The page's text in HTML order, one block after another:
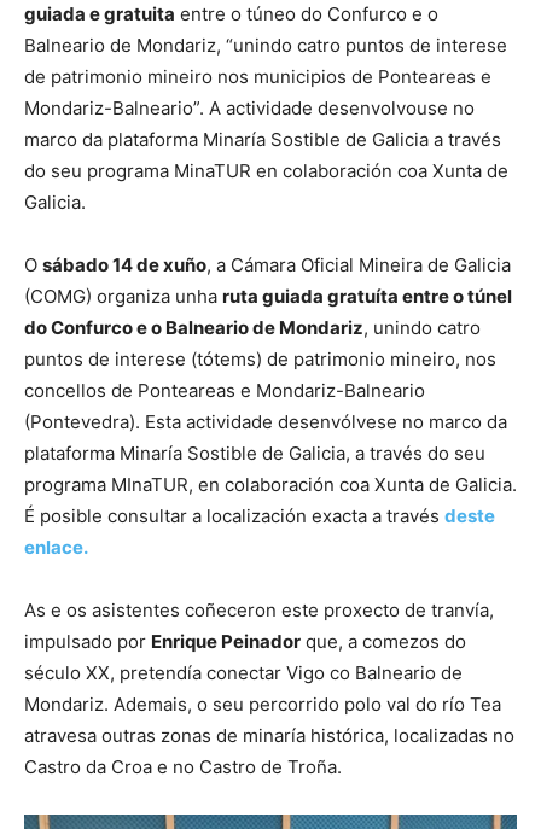
guiada e gratuita entre o túneo do Confurco e o
Balneario de Mondariz, “unindo catro puntos de interese
de patrimonio mineiro nos municipios de Ponteareas e
Mondariz-Balneario”. A actividade desenvolvouse no
marco da plataforma Minaría Sostible de Galicia a través
do seu programa MinaTUR en colaboración coa Xunta de
Galicia.
O sábado 14 de xuño, a Cámara Oficial Mineira de Galicia
(COMG) organiza unha ruta guiada gratuíta entre o túnel
do Confurco e o Balneario de Mondariz, unindo catro
puntos de interese (tótems) de patrimonio mineiro, nos
concellos de Ponteareas e Mondariz-Balneario
(Pontevedra). Esta actividade desenvólvese no marco da
plataforma Minaría Sostible de Galicia, a través do seu
programa MInaTUR, en colaboración coa Xunta de Galicia.
É posible consultar a localización exacta a través deste
enlace.
As e os asistentes coñeceron este proxecto de tranvía,
impulsado por Enrique Peinador que, a comezos do
século XX, pretendía conectar Vigo co Balneario de
Mondariz. Ademais, o seu percorrido polo val do río Tea
atravesa outras zonas de minaría histórica, localizadas no
Castro da Croa e no Castro de Troña.